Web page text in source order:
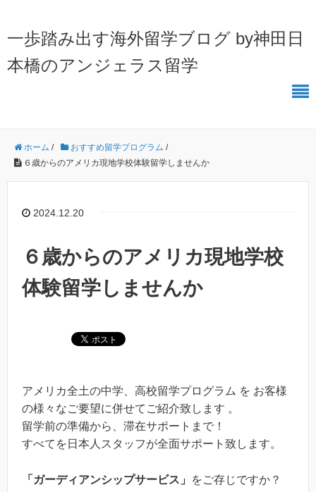
一歩踏み出す海外留学ブログ by神田日
本橋のアンジェラス留学
ホーム / おすすめ留学プログラム /
６歳からのアメリカ現地学校体験留学しませんか
2024.12.20
６歳からのアメリカ現地学校
体験留学しませんか
アメリカ全土の中学、高校留学プログラム を お客様
の様々なご要望に併せてご紹介致します 。
留学前の準備から、滞在サポートまで！
すべてを日本人スタッフが全面サポート致します。
「ガーディアンシップサービス」 をご存じですか？